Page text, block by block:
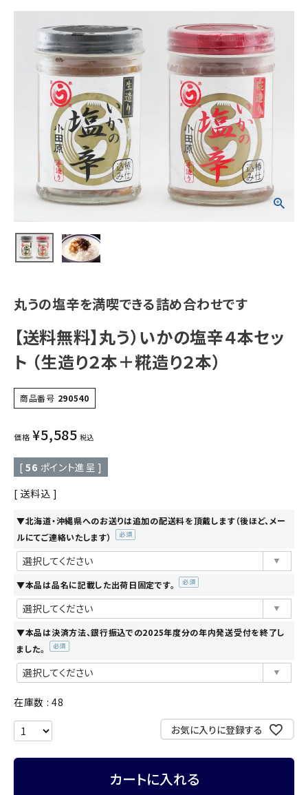
直営店
丸うの塩辛を満喫できる詰め合わせです
【送料無料】丸う）いかの塩辛４本セッ
ト （生造り２本＋糀造り２本）
商品番号 290540
価格 ¥5,585 税込
[ 56 ポイント進呈 ]
送料込
▼北海道・沖縄県へのお送りは追加の配送料を頂戴します（後ほど、メー
ルにてご連絡いたします）
▼本品は品名に記載した出荷日固定です。
▼本品は決済方法、銀行振込での2025年度分の年内発送受付を終了し
ました。
須)
在庫数
48
お気に入りに登録する
カートに入れる